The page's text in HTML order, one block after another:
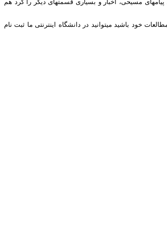
مسیحی، اخبار و بسیاری قسمتهای دیگر را گرد هم
خود باشید میتوانید در دانشگاه اینترنتی ما ثبت نام